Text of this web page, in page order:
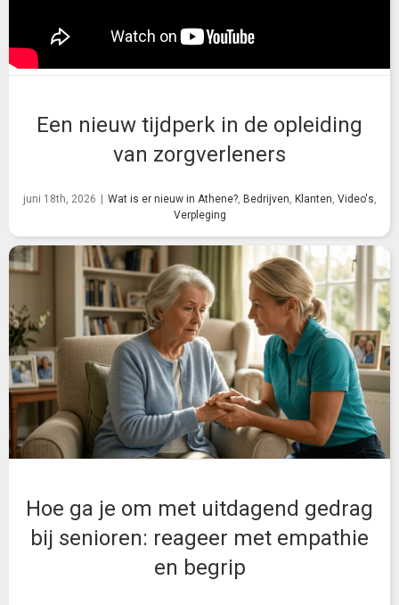
Een nieuw tijdperk in de opleiding
van zorgverleners
juni 18th, 2026 Wat is er nieuw in Athene?, Bedrijven, Klanten, Video's,
Verpleging
Hoe ga je om met uitdagend gedrag
bij senioren: reageer met empathie
en begrip